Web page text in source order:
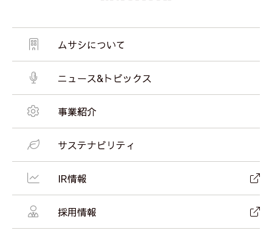
ムサシについて
ニュース&トピックス
事業紹介
サステナビリティ
IR情報
採用情報